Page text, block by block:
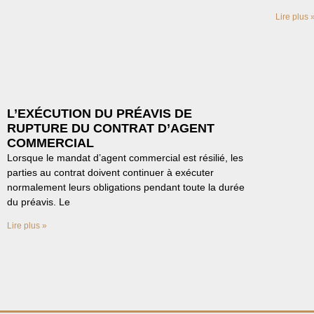
L’EXÉCUTION DU PRÉAVIS DE
RUPTURE DU CONTRAT D’AGENT
COMMERCIAL
Lorsque le mandat d’agent commercial est résilié, les
parties au contrat doivent continuer à exécuter
normalement leurs obligations pendant toute la durée
du préavis. Le
Lire plus »
Lire plus